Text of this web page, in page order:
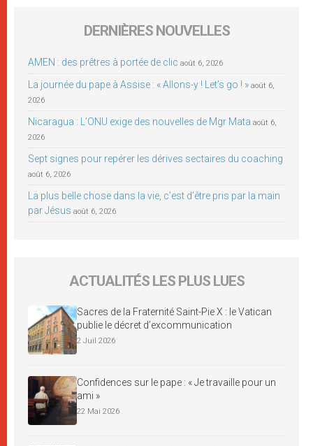
DERNIÈRES NOUVELLES
AMEN : des prêtres à portée de clic août 6, 2026
La journée du pape à Assise : « Allons-y ! Let’s go ! » août 6,
2026
Nicaragua : L’ONU exige des nouvelles de Mgr Mata août 6,
2026
Sept signes pour repérer les dérives sectaires du coaching
août 6, 2026
La plus belle chose dans la vie, c’est d’être pris par la main
par Jésus août 6, 2026
ACTUALITÉS LES PLUS LUES
Sacres de la Fraternité Saint-Pie X : le Vatican
publie le décret d’excommunication
2 Juil 2026
Confidences sur le pape : « Je travaille pour un
ami »
22 Mai 2026